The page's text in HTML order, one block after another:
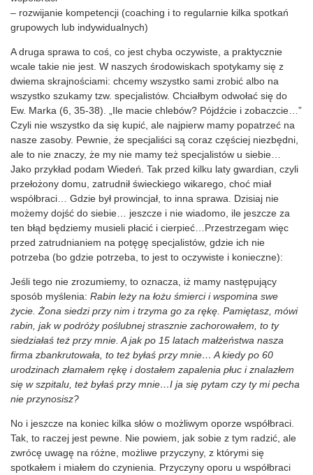
– rozwijanie kompetencji (coaching i to regularnie kilka spotkań
grupowych lub indywidualnych)
A druga sprawa to coś, co jest chyba oczywiste, a praktycznie
wcale takie nie jest. W naszych środowiskach spotykamy się z
dwiema skrajnościami: chcemy wszystko sami zrobić albo na
wszystko szukamy tzw. specjalistów. Chciałbym odwołać się do
Ew. Marka (6, 35-38). „Ile macie chlebów? Pójdźcie i zobaczcie…”
Czyli nie wszystko da się kupić, ale najpierw mamy popatrzeć na
nasze zasoby. Pewnie, że specjaliści są coraz częściej niezbędni,
ale to nie znaczy, że my nie mamy też specjalistów u siebie…
Jako przykład podam Wiedeń. Tak przed kilku laty gwardian, czyli
przełożony domu, zatrudnił świeckiego wikarego, choć miał
współbraci… Gdzie był prowincjał, to inna sprawa. Dzisiaj nie
możemy dojść do siebie… jeszcze i nie wiadomo, ile jeszcze za
ten błąd będziemy musieli płacić i cierpieć…Przestrzegam więc
przed zatrudnianiem na potęgę specjalistów, gdzie ich nie
potrzeba (bo gdzie potrzeba, to jest to oczywiste i konieczne):
Jeśli tego nie zrozumiemy, to oznacza, iż mamy następujący
sposób myślenia: Rabin leży na łożu śmierci i wspomina swe
życie. Żona siedzi przy nim i trzyma go za rękę. Pamiętasz, mówi
rabin, jak w podróży poślubnej strasznie zachorowałem, to ty
siedziałaś też przy mnie. A jak po 15 latach małżeństwa nasza
firma zbankrutowała, to też byłaś przy mnie… A kiedy po 60
urodzinach złamałem rękę i dostałem zapalenia płuc i znalazłem
się w szpitalu, też byłaś przy mnie…I ja się pytam czy ty mi pecha
nie przynosisz?
No i jeszcze na koniec kilka słów o możliwym oporze współbraci.
Tak, to raczej jest pewne. Nie powiem, jak sobie z tym radzić, ale
zwrócę uwagę na różne, możliwe przyczyny, z którymi się
spotkałem i miałem do czynienia. Przyczyny oporu u współbraci